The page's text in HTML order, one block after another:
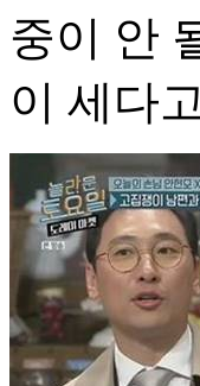
중이 안
이 세다